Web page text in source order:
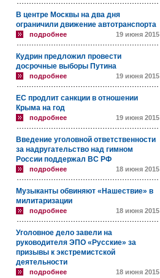
В центре Москвы на два дня
ограничили движение автотранспорта
подробнее 19 июня 2015
Кудрин предложил провести
досрочные выборы Путина
подробнее 19 июня 2015
ЕС продлит санкции в отношении
Крыма на год
подробнее 19 июня 2015
Введение уголовной ответственности
за надругательство над гимном
России поддержал ВС РФ
подробнее 18 июня 2015
Музыканты обвиняют «Нашествие» в
милитаризации
подробнее 18 июня 2015
Уголовное дело завели на
руководителя ЭПО «Русские» за
призывы к экстремистской
деятельности
подробнее 18 июня 2015